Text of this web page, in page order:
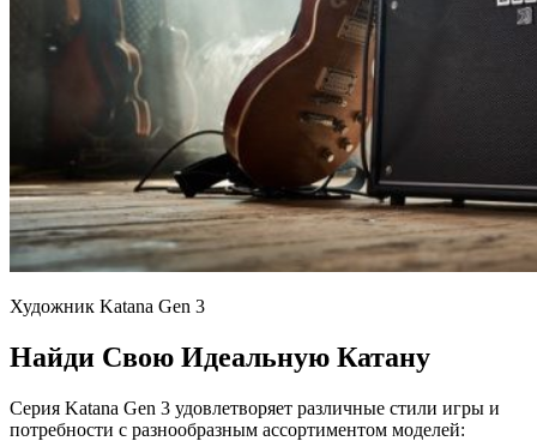
Художник Katana Gen 3
Найди Свою Идеальную Катану
Серия Katana Gen 3 удовлетворяет различные стили игры и
потребности с разнообразным ассортиментом моделей: